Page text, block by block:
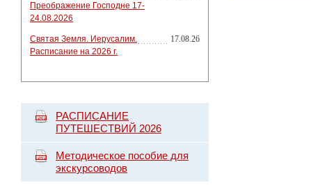
Преображение Господне 17-
24.08.2026
Святая Земля. Иерусалим.
Расписание на 2026 г.
17.08.26
РАСПИСАНИЕ
ПУТЕШЕСТВИЙ 2026
Методическое пособие для
экскурсоводов